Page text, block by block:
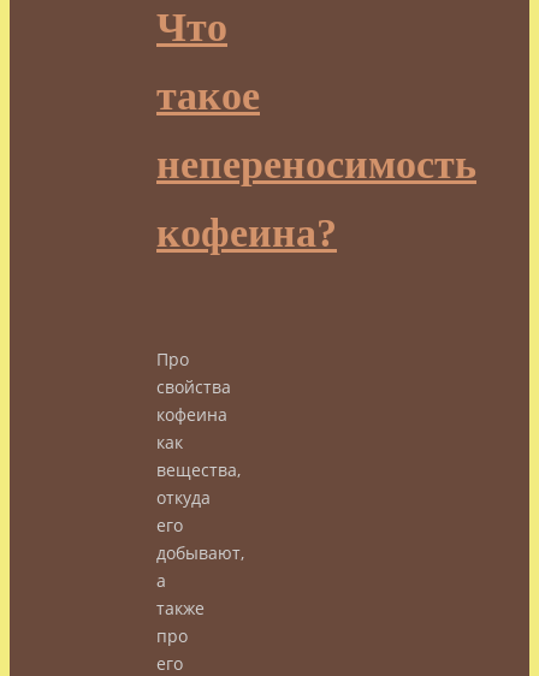
Что
такое
непереносимость
кофеина?
Про
свойства
кофеина
как
вещества,
откуда
его
добывают,
а
также
про
его